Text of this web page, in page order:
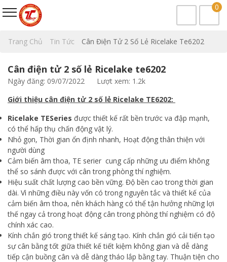
0
Trang Chủ Tin Tức Cân Điện Tử 2 Số Lẻ Ricelake Te6202
Cân điện tử 2 số lẻ Ricelake te6202
Ngày đăng: 09/07/2022
Lượt xem: 1.2k
Giới thiệu cân điện tử 2 số lẻ Ricelake TE6202:
Ricelake TESeries được thiết kế rất bền trước va đập mạnh,
có thể hấp thụ chấn động vật lý.
Nhỏ gọn, Thời gian ổn định nhanh, Hoạt động thân thiện với
người dùng
Cảm biến âm thoa, TE serier cung cấp những ưu điểm không
thể so sánh được với cân trong phòng thí nghiệm.
Hiệu suất chất lượng cao bền vững. Độ bền cao trong thời gian
dài. Vì những điều này vốn có trong nguyên tắc và thiết kế của
cảm biến âm thoa, nên khách hàng có thể tận hưởng những lợi
thế ngay cả trong hoạt động cân trong phòng thí nghiệm có độ
chính xác cao.
Kính chắn gió trong thiết kế sáng tạo. Kính chắn gió cải tiến tạo
sự cân bằng tốt giữa thiết kế tiết kiệm không gian và dễ dàng
tiếp cận buồng cân và dễ dàng tháo lắp bằng tay. Thuận tiện cho